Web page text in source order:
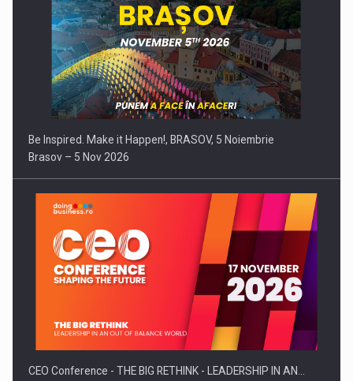
Be Inspired. Make it Happen!, BRASOV, 5 Noiembrie
Brasov – 5 Nov 2026
CEO Conference - THE BIG RETHINK - LEADERSHIP IN AN…